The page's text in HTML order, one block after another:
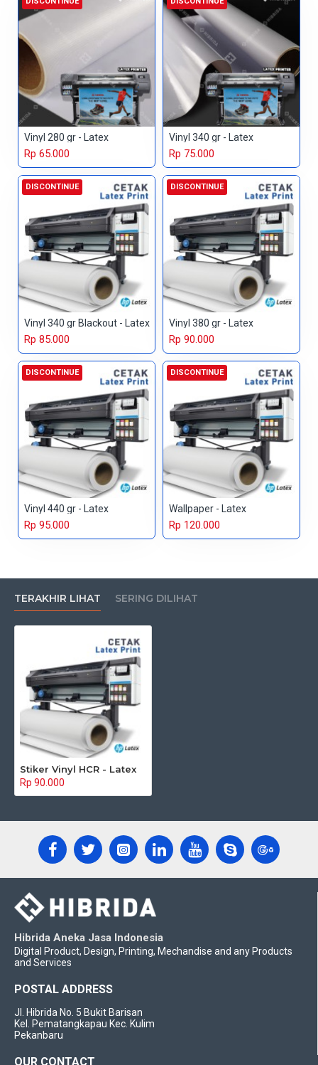
Vinyl 280 gr - Latex
Rp 65.000
Vinyl 340 gr - Latex
Rp 75.000
DISCONTINUE
Vinyl 340 gr Blackout - Latex
Rp 85.000
DISCONTINUE
Vinyl 380 gr - Latex
Rp 90.000
DISCONTINUE
Vinyl 440 gr - Latex
Rp 95.000
DISCONTINUE
Wallpaper - Latex
Rp 120.000
TERAKHIR LIHAT SERING DILIHAT
Stiker Vinyl HCR - Latex
Rp 90.000
Hibrida Aneka Jasa Indonesia
Digital Product, Design, Printing, Mechandise and any Products
and Services
POSTAL ADDRESS
Jl. Hibrida No. 5 Bukit Barisan
Kel. Pematangkapau Kec. Kulim
Pekanbaru
OUR CONTACT